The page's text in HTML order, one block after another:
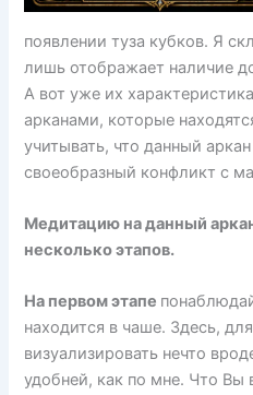
появлении туза кубков. Я
лишь отображает наличие
А вот уже их
арканами, которые
учитывать, что данный
своеобразный конфликт с
Медитацию на данный
несколько этапов.
На первом этапе
находится в чаше. Здесь,
визуализировать нечто
удобней, как по мне. Что Вы